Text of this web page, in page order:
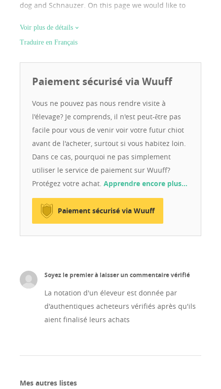
dog and Schnauzer. On this page we would like to
which breeds of dogs you are interested in. About
puppies you can find information under „PUPPIES“.
Voir plus de détails
Traduire en Français
Paiement sécurisé via Wuuff
Vous ne pouvez pas nous rendre visite à
l'élevage? Je comprends, il n'est peut-être pas
facile pour vous de venir voir votre futur chiot
avant de l'acheter, surtout si vous habitez loin.
Dans ce cas, pourquoi ne pas simplement
utiliser le service de paiement sur Wuuff?
Protégez votre achat. Apprendre encore plus…
Paiement sécurisé via Wuuff
Soyez le premier à laisser un commentaire vérifié
La notation d'un éleveur est donnée par
d'authentiques acheteurs vérifiés après qu'ils
aient finalisé leurs achats
Mes autres listes